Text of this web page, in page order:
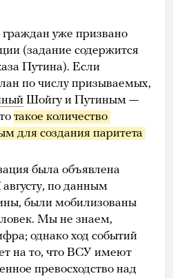
уже призвано
(задание содержится
Путина). Если
по числу призываемых,
Шойгу и Путиным —
такое количество
для создания паритета
была объявлена
по данным
были мобилизованы
Мы не знаем,
однако ход событий
на то, что ВСУ имеют
превосходство над